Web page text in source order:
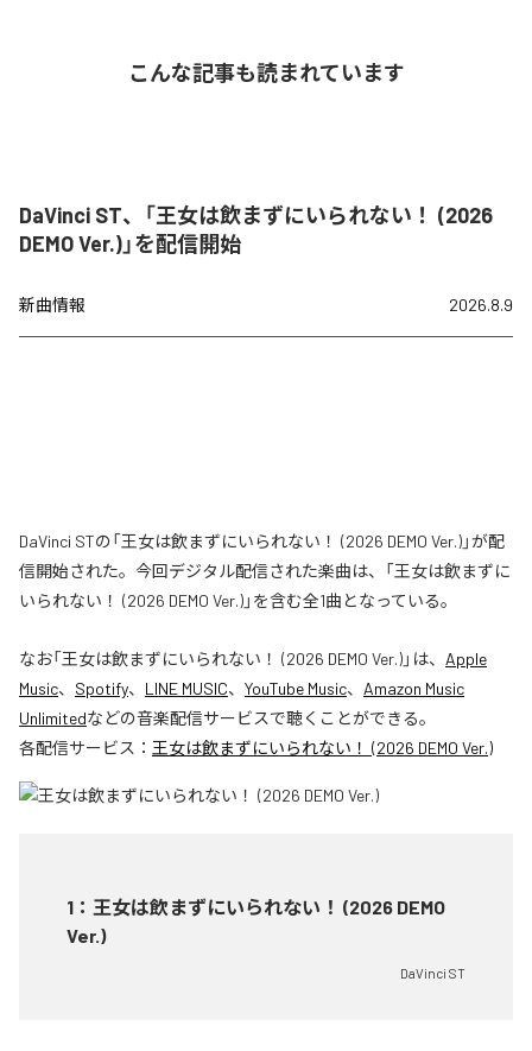
こんな記事も読まれています
DaVinci ST、「王女は飲まずにいられない！ (2026
DEMO Ver.)」を配信開始
新曲情報 2026.8.9
DaVinci STの「王女は飲まずにいられない！ (2026 DEMO Ver.)」が配
信開始された。今回デジタル配信された楽曲は、「王女は飲まずに
いられない！ (2026 DEMO Ver.)」を含む全1曲となっている。
なお「王女は飲まずにいられない！ (2026 DEMO Ver.)」は、 Apple
Music、 Spotify、 LINE MUSIC、 YouTube Music、 Amazon Music
Unlimitedなどの音楽配信サービスで聴くことができる。
各配信サービス： 王女は飲まずにいられない！ (2026 DEMO Ver.)
1 ： 王女は飲まずにいられない！ (2026 DEMO
Ver.)
DaVinci ST